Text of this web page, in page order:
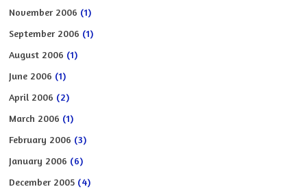
November 2006 (1)
September 2006 (1)
August 2006 (1)
June 2006 (1)
April 2006 (2)
March 2006 (1)
February 2006 (3)
January 2006 (6)
December 2005 (4)